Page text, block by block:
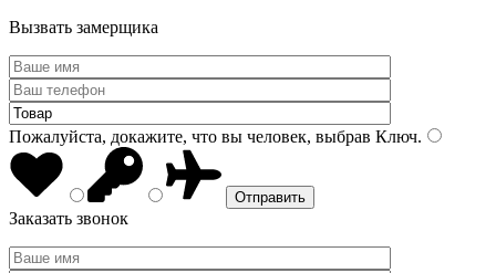
Вызвать замерщика
Пожалуйста, докажите, что вы человек, выбрав Ключ.
Заказать звонок